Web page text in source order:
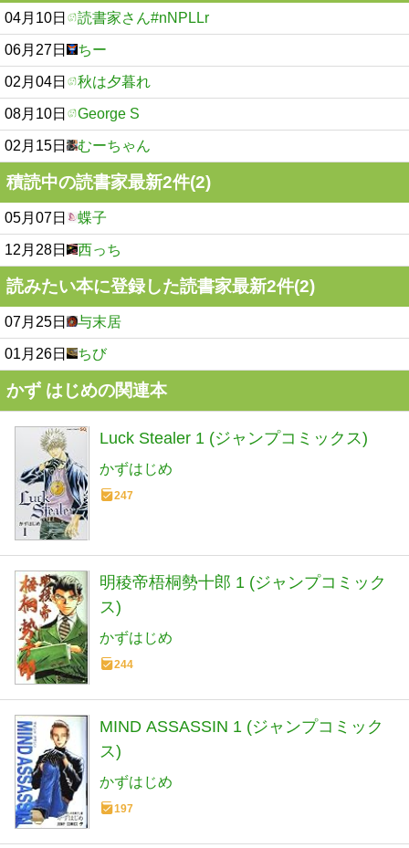
04月10日 読書家さん#nNPLLr
06月27日 ちー
02月04日 秋は夕暮れ
08月10日 George S
02月15日 むーちゃん
積読中の読書家最新2件(2)
05月07日 蝶子
12月28日 西っち
読みたい本に登録した読書家最新2件(2)
07月25日 与末居
01月26日 ちび
かず はじめの関連本
Luck Stealer 1 (ジャンプコミックス)
かずはじめ
247
明稜帝梧桐勢十郎 1 (ジャンプコミック
ス)
かずはじめ
244
MIND ASSASSIN 1 (ジャンプコミック
ス)
かずはじめ
197